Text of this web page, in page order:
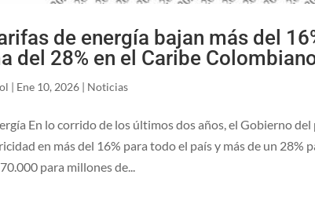
de energía bajan más del
del 28% en el Caribe
| Ene 10, 2026 | Noticias
En lo corrido de los últimos dos años, el Gobierno
en más del 16% para todo el país y más de un
para millones de...